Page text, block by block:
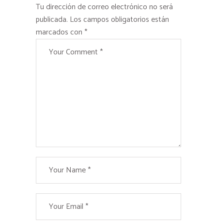
Tu dirección de correo electrónico no será
publicada. Los campos obligatorios están
marcados con *